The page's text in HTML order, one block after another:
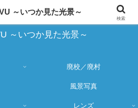
大売り出しとカメラ物欲のブログ
～いつか見た光景～
廃校／廃村
風景写真
レンズ
～いつか見た光景～
検索